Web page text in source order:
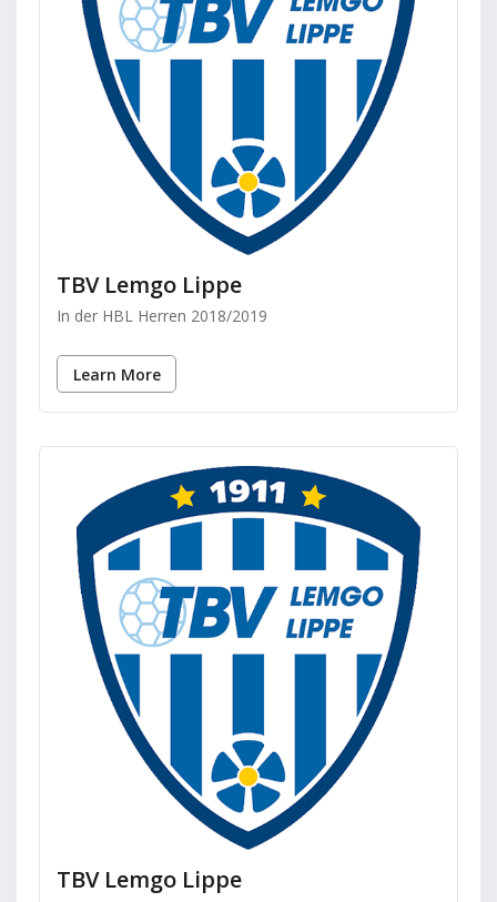
TBV Lemgo Lippe
In der HBL Herren 2018/2019
Learn More
TBV Lemgo Lippe